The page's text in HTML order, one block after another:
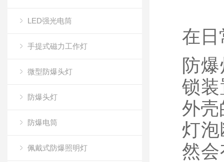
LED强光电筒
手提式磁力工作灯
微型防爆头灯
防爆头灯
防爆电筒
佩戴式防爆照明灯
在日
防
锁
外壳
灯
然